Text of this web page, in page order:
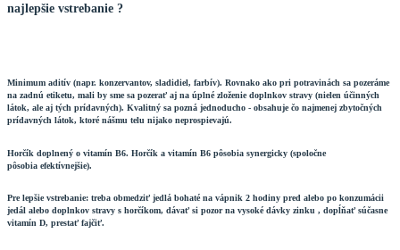
najlepšie vstrebanie ?
Minimum aditív (napr. konzervantov, sladidiel, farbív). Rovnako ako pri potravinách sa pozeráme
na zadnú etiketu, mali by sme sa pozerať aj na úplné zloženie doplnkov stravy (nielen účinných
látok, ale aj tých prídavných). Kvalitný sa pozná jednoducho - obsahuje čo najmenej zbytočných
prídavných látok, ktoré nášmu telu nijako neprospievajú.
Horčík doplnený o vitamín B6. Horčík a vitamín B6 pôsobia synergicky (spoločne
pôsobia efektívnejšie).
Pre lepšie vstrebanie: treba obmedziť jedlá bohaté na vápnik 2 hodiny pred alebo po konzumácii
jedál alebo doplnkov stravy s horčíkom, dávať si pozor na vysoké dávky zinku , dopĺňať súčasne
vitamín D, prestať fajčiť.